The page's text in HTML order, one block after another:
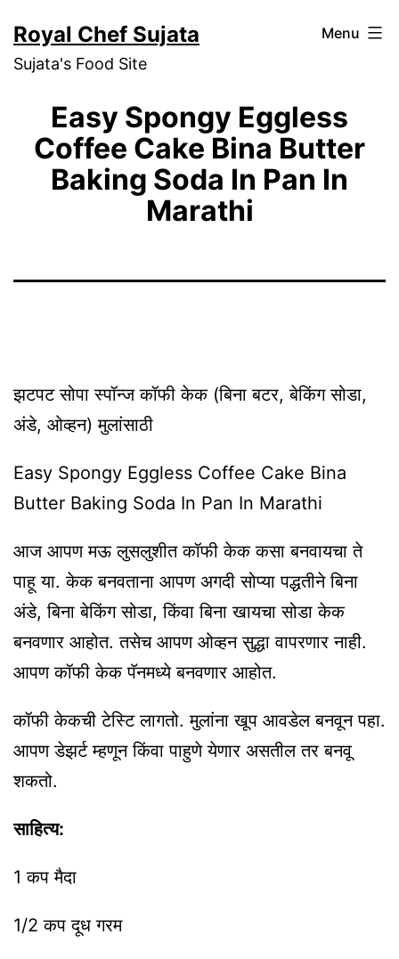
to
content
Royal Chef Sujata
Sujata's Food Site
Menu
Easy Spongy Eggless
Coffee Cake Bina Butter
Baking Soda In Pan In
Marathi
झटपट सोपास्पॉन्जकॉफीकेक(बिनाबटर,बेकिंगसोडा,
अंडे, ओव्हन) मुलांसाठी
Easy Spongy Eggless Coffee Cake Bina
Butter Baking Soda In Pan In Marathi
आज आपण मऊ लुसलुशीत कॉफीकेककसा बनवायचा ते
पाहू या.केकबनवताना आपण अगदी सोप्या पद्धतीने बिना
अंडे, बिनाबेकिंगसोडा, किंवा बिना खायचा सोडाकेक
बनवणार आहोत. तसेच आपण ओव्हनसुद्धा वापरणार नाही.
आपण कॉफीकेक पॅनमध्येबनवणार आहोत.
कॉफीकेकची टेस्टिलागतो. मुलांना खूप आवडेल बनवून पहा.
आपण डेझर्ट म्हणून किंवा पाहुणे येणार असतील तर बनवू
शकतो.
साहित्य:
1 कप मैदा
1/2कप दूध गरम